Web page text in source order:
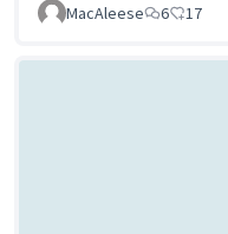
MacAleese 6 17